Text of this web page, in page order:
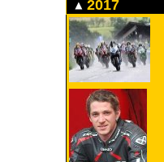
2017